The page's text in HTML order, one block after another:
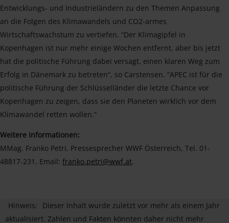
Entwicklungs- und Industrieländern zu den Themen Anpassung
an die Folgen des Klimawandels und CO2-armes
Wirtschaftswachstum zu vertiefen. “Der Klimagipfel in
Kopenhagen ist nur mehr einige Wochen entfernt, aber bis jetzt
hat die politische Führung dabei versagt, einen klaren Weg zum
Erfolg in Dänemark zu betreten“, so Carstensen. “APEC ist für die
politische Führung der Schlüsselländer die letzte Chance vor
Kopenhagen zu zeigen, dass sie den Planeten wirklich vor dem
Klimawandel retten wollen.“
Weitere Informationen:
MMag. Franko Petri, Pressesprecher WWF Österreich, Tel. 01-
48817-231, Email: franko.petri@wwf.at.
Hinweis:
Dieser Inhalt wurde zuletzt vor mehr als einem Jahr
aktualisiert. Zahlen und Fakten könnten daher nicht mehr